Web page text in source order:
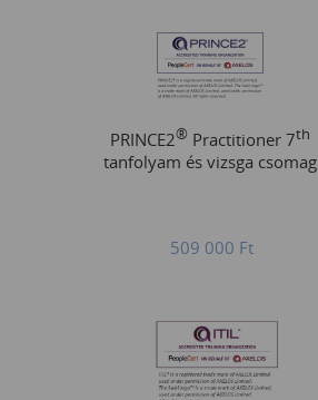
PRINCE2® Practitioner 7th
tanfolyam és vizsga csomag
509 000 Ft